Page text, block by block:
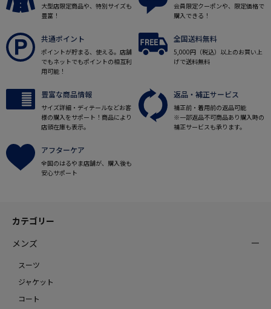
大型店限定商品や、特別サイズも
豊富！
会員限定クーポンや、限定価格で
購入できる！
共通ポイント
ポイントが貯まる、使える。店舗
でもネットでもポイントの相互利
用可能！
全国送料無料
5,000円（税込）以上のお買い上
げで送料無料
豊富な商品情報
サイズ詳細・ディテールなどお客
様の購入をサポート！商品により
店頭在庫も表示。
返品・補正サービス
補正前・着用前の返品可能
※一部返品不可商品あり購入時の
補正サービスも承ります。
アフターケア
全国のはるやま店舗が、購入後も
安心サポート
カテゴリー
メンズ
スーツ
ジャケット
コート